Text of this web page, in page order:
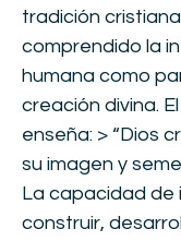
tradición
comprendido la
humana como
creación divina.
enseña: > “Dios
su imagen y
La capacidad de
construir,